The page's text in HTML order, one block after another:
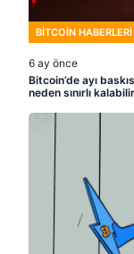
BITCOIN HABERLERI
6 ay önce
Bitcoin’de ayı
neden sınırlı